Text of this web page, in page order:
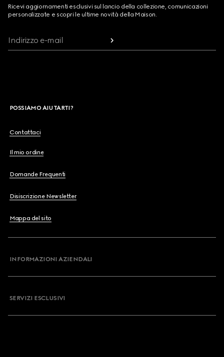
Ricevi aggiornamenti esclusivi sul lancio della collezione, comunicazioni
personalizzate e scopri le ultime novità della Maison.
Indirizzo e-mail
POSSIAMO AIUTARTI?
Contattaci
Il mio ordine
Domande Frequenti
Disiscrizione Newsletter
Mappa del sito
INFORMAZIONI AZIENDALI
SERVIZI ESCLUSIVI